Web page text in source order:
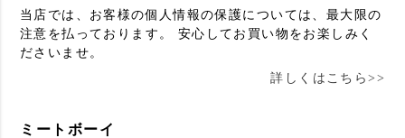
当店では、お客様の個人情報の保護については、最大限の
注意を払っております。 安心してお買い物をお楽しみく
ださいませ。
詳しくはこちら>>
ミートボーイ